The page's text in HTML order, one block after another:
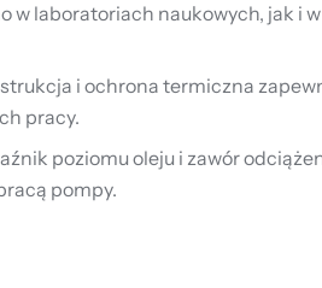
w laboratoriach naukowych, jak i
i ochrona termiczna
pracy.
poziomu oleju i zawór
pompy.